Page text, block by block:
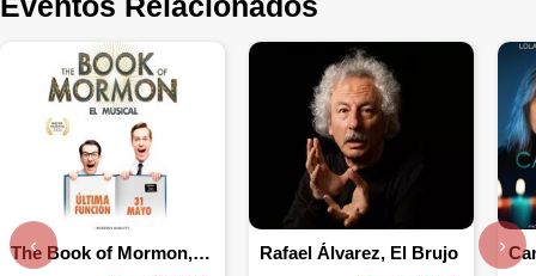
Eventos Relacionados
The Book of Mormon, el musical Rafael Álvarez, El Brujo
‹ ›